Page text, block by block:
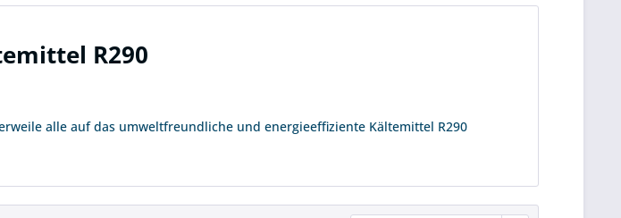
R290
alle auf das umweltfreundliche und energieeffiziente Kältemittel R290